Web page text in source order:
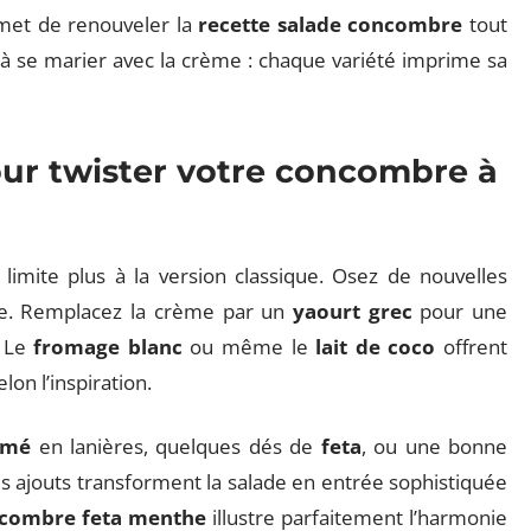
de renouveler la recette salade concombre tout
se marier avec la crème : chaque variété imprime sa
twister votre concombre à
plus à la version classique. Osez de nouvelles
Remplacez la crème par un yaourt grec pour une
Lefromage blanc ou même le lait de coco offrent
l’inspiration.
en lanières, quelques dés de feta, ou une bonne
ajouts transforment la salade en entrée sophistiquée
feta menthe illustre parfaitement l’harmonie